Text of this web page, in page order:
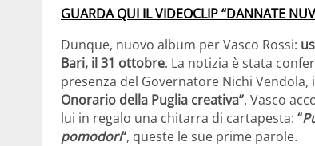
GUARDA QUI IL VIDEOCLIP “DANNATE
Dunque, nuovo album per Vasco Rossi:
Bari, il 31 ottobre. La notizia è stata
presenza del Governatore Nichi
Onorario della Puglia creativa”. Vasco
lui in regalo una chitarra di cartapesta: “
pomodori“, queste le sue prime parole.